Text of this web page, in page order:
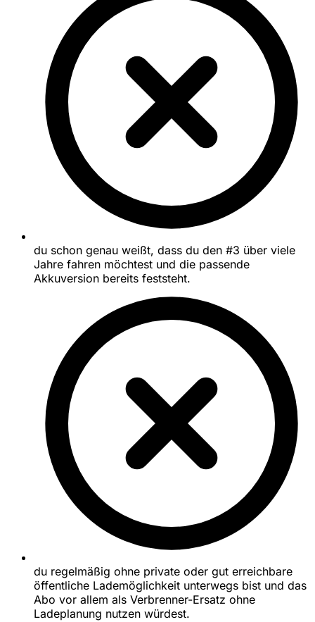
du schon genau weißt, dass du den #3 über viele
Jahre fahren möchtest und die passende
Akkuversion bereits feststeht.
du regelmäßig ohne private oder gut erreichbare
öffentliche Lademöglichkeit unterwegs bist und das
Abo vor allem als Verbrenner-Ersatz ohne
Ladeplanung nutzen würdest.